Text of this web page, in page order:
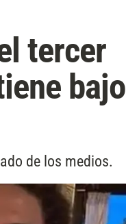
tercer
bajo
de los medios.